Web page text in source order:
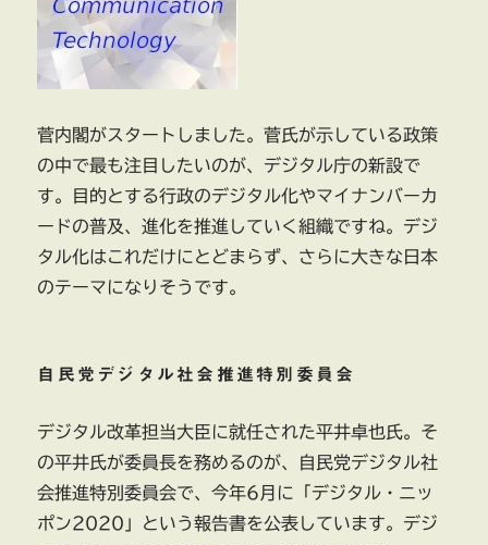
菅内閣がスタートしました。菅氏が示している政策
の中で最も注目したいのが、デジタル庁の新設で
す。目的とする行政のデジタル化やマイナンバーカ
ードの普及、進化を推進していく組織ですね。デジ
タル化はこれだけにとどまらず、さらに大きな日本
のテーマになりそうです。
自民党デジタル社会推進特別委員会
デジタル改革担当大臣に就任された平井卓也氏。そ
の平井氏が委員長を務めるのが、自民党デジタル社
会推進特別委員会で、今年6月に「デジタル・ニッ
ポン2020」という報告書を公表しています。デジ